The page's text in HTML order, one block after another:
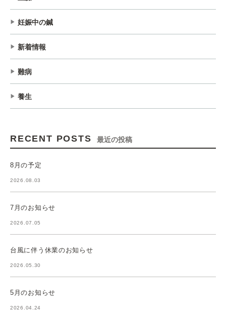
妊娠中の鍼
新着情報
難病
養生
RECENT POSTS 最近の投稿
8月の予定
2026.08.03
7月のお知らせ
2026.07.05
台風に伴う休業のお知らせ
2026.05.30
5月のお知らせ
2026.04.24